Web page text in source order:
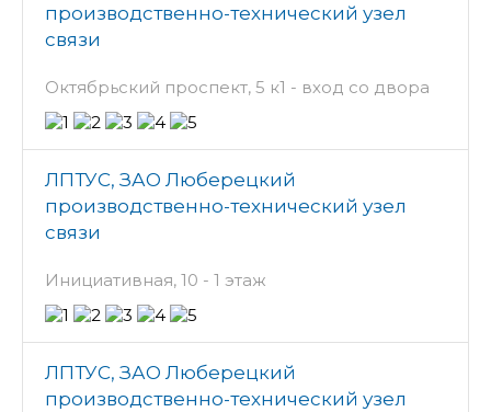
производственно-технический узел
связи
Октябрьский проспект, 5 к1 - вход со двора
ЛПТУС, ЗАО Люберецкий
производственно-технический узел
связи
Инициативная, 10 - 1 этаж
ЛПТУС, ЗАО Люберецкий
производственно-технический узел